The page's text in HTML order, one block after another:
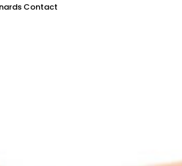
Contact